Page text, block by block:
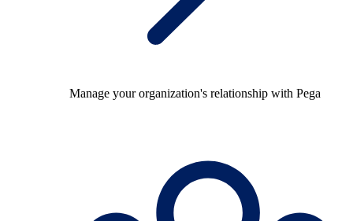
Manage your organization's relationship with Pega